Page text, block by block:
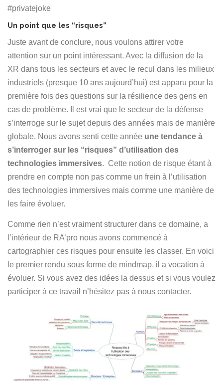
#privatejoke
Un point que les “risques”
Juste avant de conclure, nous voulons attirer votre
attention sur un point intéressant. Avec la diffusion de la
XR dans tous les secteurs et avec le recul dans les milieux
industriels (presque 10 ans aujourd’hui) est apparu pour la
première fois des questions sur la résilience des gens en
cas de problème. Il est vrai que le secteur de la défense
s’interroge sur le sujet depuis des années mais de manière
globale. Nous avons senti cette année une tendance à
s’interroger sur les “risques” d’utilisation des
technologies immersives. Cette notion de risque étant à
prendre en compte non pas comme un frein à l’utilisation
des technologies immersives mais comme une manière de
les faire évoluer.
Comme rien n’est vraiment structurer dans ce domaine, a
l’intérieur de RA’pro nous avons commencé à
cartographier ces risques pour ensuite les classer. En voici
le premier rendu sous forme de mindmap, il a vocation à
évoluer. Si vous avez des idées la dessus et si vous voulez
participer à ce travail n’hésitez pas à nous contacter.